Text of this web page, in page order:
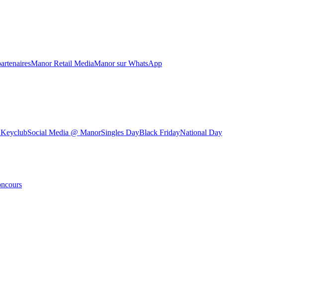
Manor Retail MediaManor sur WhatsApp
Social Media @ ManorSingles DayBlack FridayNational Day